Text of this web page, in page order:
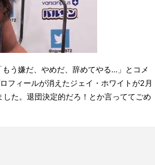
う嫌だ、やめだ、辞めてやる…」とコメ
フィールが消えたジェイ・ホワイトが2月
た。退団決定的だろ！とか言っててごめ